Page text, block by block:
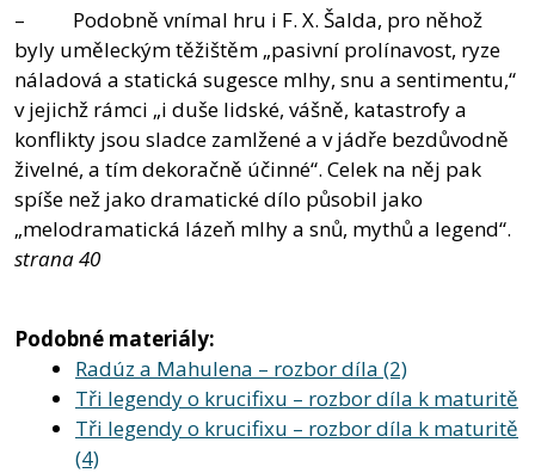
– Podobně vnímal hru i F. X. Šalda, pro něhož
byly uměleckým těžištěm „pasivní prolínavost, ryze
náladová a statická sugesce mlhy, snu a sentimentu,“
v jejichž rámci „i duše lidské, vášně, katastrofy a
konflikty jsou sladce zamlžené a v jádře bezdůvodně
živelné, a tím dekoračně účinné“. Celek na něj pak
spíše než jako dramatické dílo působil jako
„melodramatická lázeň mlhy a snů, mythů a legend“.
strana 40
Podobné materiály:
Radúz a Mahulena – rozbor díla (2)
Tři legendy o krucifixu – rozbor díla k maturitě
Tři legendy o krucifixu – rozbor díla k maturitě
(4)